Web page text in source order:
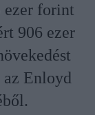
ezer forint
906 ezer
Enloyd